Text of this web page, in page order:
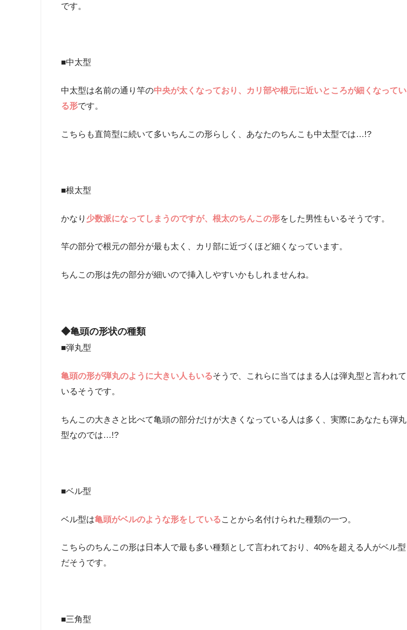
です。
■中太型
中太型は名前の通り竿の中央が太くなっており、カリ部や根元に近いところが細くなってい
る形です。
こちらも直筒型に続いて多いちんこの形らしく、あなたのちんこも中太型では…!?
■根太型
かなり 少数派になってしまうのですが、根太のちんこの形をした男性もいるそうです。
竿の部分で根元の部分が最も太く、カリ部に近づくほど細くなっています。
ちんこの形は先の部分が細いので挿入しやすいかもしれませんね。
◆亀頭の形状の種類
■弾丸型
亀頭の形が弾丸のように大きい人もいるそうで、これらに当てはまる人は弾丸型と言われて
いるそうです。
ちんこの大きさと比べて亀頭の部分だけが大きくなっている人は多く、実際にあなたも弾丸
型なのでは…!?
■ベル型
ベル型は亀頭がベルのような形をしていることから名付けられた種類の一つ。
こちらのちんこの形は日本人で最も多い種類として言われており、40%を超える人がベル型
だそうです。
■三角型